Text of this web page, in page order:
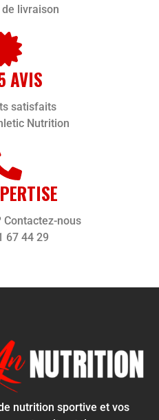
livraison
AVIS
satisfaits
Nutrition
Contactez-nous
67 44 29
nutrition sportive et vos